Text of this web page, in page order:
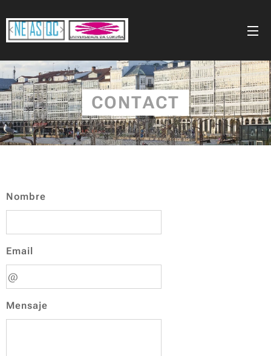
CONTACT
Nombre
Email
Mensaje